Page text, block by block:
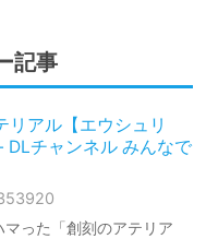
記事
リアル【エウシュリ
DLチャンネル みんなで
った「創刻のアテリア